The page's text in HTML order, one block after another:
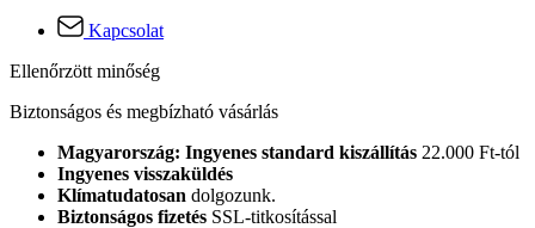
Kapcsolat
Ellenőrzött minőség
Biztonságos és megbízható vásárlás
Magyarország: Ingyenes standard kiszállítás 22.000 Ft-tól
Ingyenes visszaküldés
Klímatudatosan dolgozunk.
Biztonságos fizetés SSL-titkosítással